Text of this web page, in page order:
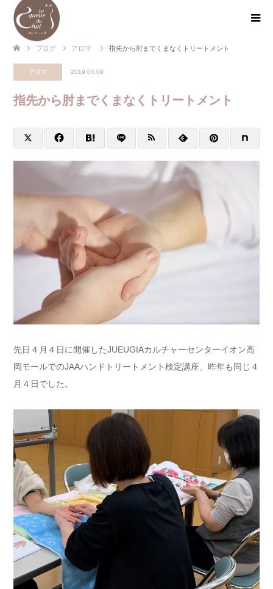
ブログ アロマ 指先から肘までくまなくトリートメント
アロマ 2019.04.09
指先から肘までくまなくトリートメント
先日４月４日に開催したJUEUGIAカルチャーセンターイオン高
岡モールでのJAAハンドトリートメント検定講座、昨年も同じ４
月４日でした。